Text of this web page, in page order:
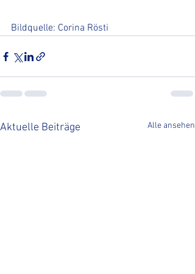
Bildquelle: Corina Rösti
Aktuelle Beiträge Alle ansehen